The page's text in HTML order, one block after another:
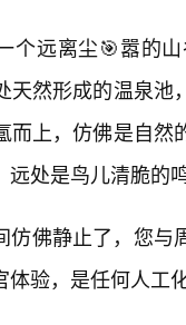
个远离尘🎯嚣的
天然形成的温泉
而上，仿佛是自
远处是鸟儿清脆的
仿佛静止了，您与
体验，是任何人工